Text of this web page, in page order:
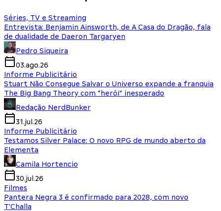
Séries, TV e Streaming
Entrevista: Benjamin Ainsworth, de A Casa do Dragão, fala
de dualidade de Daeron Targaryen
Pedro Siqueira
03.ago.26
Informe Publicitário
Stuart Não Consegue Salvar o Universo expande a franquia
The Big Bang Theory com “herói” inesperado
Redação NerdBunker
31.jul.26
Informe Publicitário
Testamos Silver Palace: O novo RPG de mundo aberto da
Elementa
Camila Hortencio
30.jul.26
Filmes
Pantera Negra 3 é confirmado para 2028, com novo
T'Challa